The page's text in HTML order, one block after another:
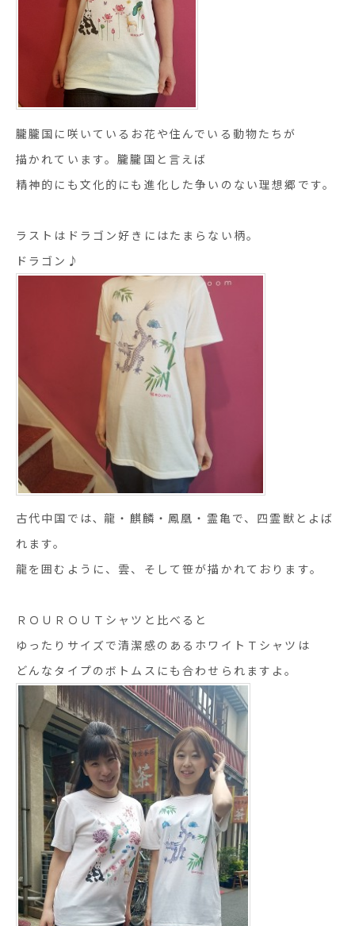
朧朧国に咲いているお花や住んでいる動物たちが
描かれています。朧朧国と言えば
精神的にも文化的にも進化した争いのない理想郷です。
ラストはドラゴン好きにはたまらない柄。
ドラゴン♪
古代中国では､ 龍・麒麟・鳳凰・霊亀で、四霊獣とよば
れます。
龍を囲むように、雲、そして笹が描かれております。
ＲＯＵＲＯＵＴシャツと比べると
ゆったりサイズで清潔感のあるホワイトＴシャツは
どんなタイプのボトムスにも合わせられますよ。